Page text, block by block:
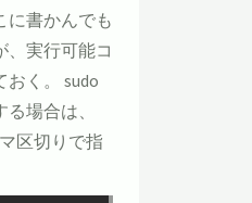
に書かんでも
、実行可能コ
く。 sudo
場合は、
区切りで指